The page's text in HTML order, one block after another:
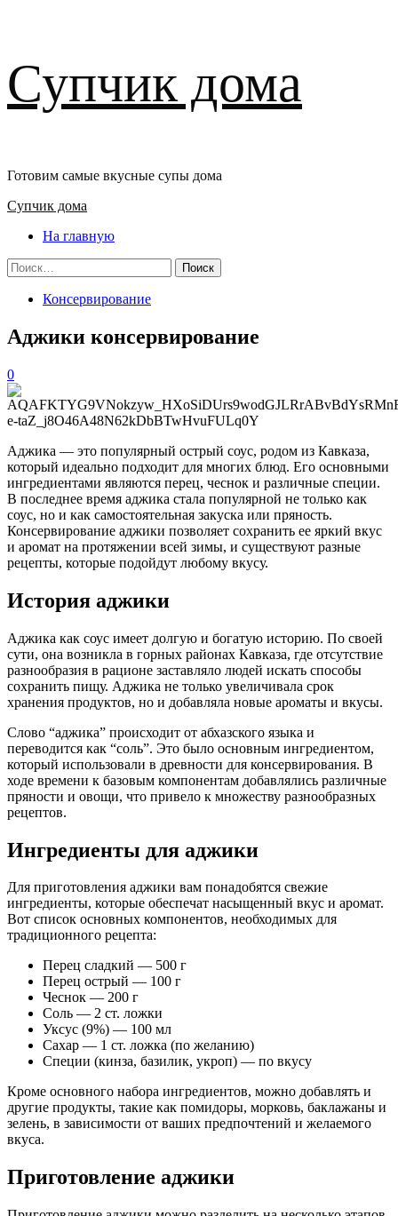
к
содержимому
Супчик дома
Готовим самые вкусные супы дома
Основное
Супчик дома
На главную
Найти:
Консервирование
Аджики консервирование
0
Аджика — это популярный острый соус, родом из Кавказа,
который идеально подходит для многих блюд. Его основными
ингредиентами являются перец, чеснок и различные специи.
В последнее время аджика стала популярной не только как
соус, но и как самостоятельная закуска или пряность.
Консервирование аджики позволяет сохранить ее яркий вкус
и аромат на протяжении всей зимы, и существуют разные
рецепты, которые подойдут любому вкусу.
История аджики
Аджика как соус имеет долгую и богатую историю. По своей
сути, она возникла в горных районах Кавказа, где отсутствие
разнообразия в рационе заставляло людей искать способы
сохранить пищу. Аджика не только увеличивала срок
хранения продуктов, но и добавляла новые ароматы и вкусы.
Слово “аджика” происходит от абхазского языка и
переводится как “соль”. Это было основным ингредиентом,
который использовали в древности для консервирования. В
ходе времени к базовым компонентам добавлялись различные
пряности и овощи, что привело к множеству разнообразных
рецептов.
Ингредиенты для аджики
Для приготовления аджики вам понадобятся свежие
ингредиенты, которые обеспечат насыщенный вкус и аромат.
Вот список основных компонентов, необходимых для
традиционного рецепта:
Перец сладкий — 500 г
Перец острый — 100 г
Чеснок — 200 г
Соль — 2 ст. ложки
Уксус (9%) — 100 мл
Сахар — 1 ст. ложка (по желанию)
Специи (кинза, базилик, укроп) — по вкусу
Кроме основного набора ингредиентов, можно добавлять и
другие продукты, такие как помидоры, морковь, баклажаны и
зелень, в зависимости от ваших предпочтений и желаемого
вкуса.
Приготовление аджики